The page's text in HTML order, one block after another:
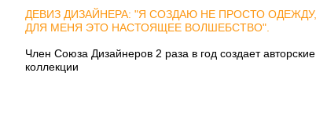
ДЕВИЗ ДИЗАЙНЕРА: "Я СОЗДАЮ НЕ ПРОСТО ОДЕЖДУ,
ДЛЯ МЕНЯ ЭТО НАСТОЯЩЕЕ ВОЛШЕБСТВО".
Член Союза Дизайнеров 2 раза в год создает авторские
коллекции